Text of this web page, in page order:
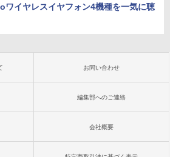
ワイヤレスイヤフォン4機種を一気に聴
お問い合わせ
編集部へのご連絡
会社概要